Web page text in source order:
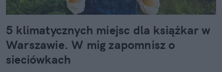
5 klimatycznych miejsc dla książkar w
Warszawie. W mig zapomnisz o
sieciówkach